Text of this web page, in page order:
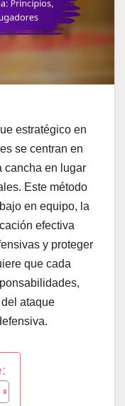
estratégico en
se centran en
cancha en lugar
Este método
en equipo, la
efectiva
y proteger
que cada
ataque